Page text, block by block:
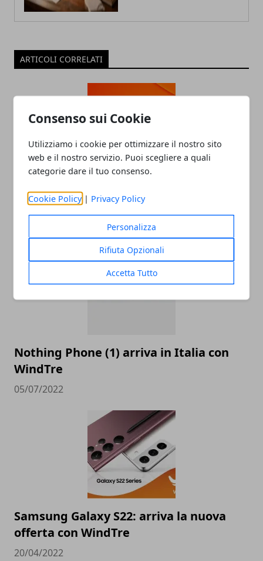
Consenso sui Cookie
Utilizziamo i cookie per ottimizzare il nostro sito
web e il nostro servizio. Puoi scegliere a quali
categorie dare il tuo consenso.
Cookie Policy | Privacy Policy
Personalizza
Rifiuta Opzionali
Accetta Tutto
ARTICOLI CORRELATI
WindTre: arriva la nuova offerta con
Super Fibra e Netflix
Nothing Phone (1) arriva in Italia con
WindTre
05/07/2022
Samsung Galaxy S22: arriva la nuova
offerta con WindTre
20/04/2022